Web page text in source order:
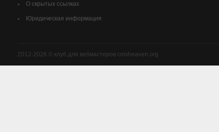
О скрытых ссылках
Юридическая информация
2012-2026 © клуб для вебмастеров cmsheaven.org